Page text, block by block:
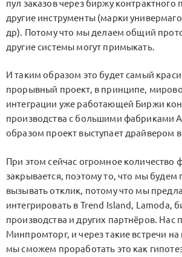
пул заказов через биржу контрактного
другие инструменты (марки
др). Потому что мы делаем общий
другие системы могут примыкать.
И таким образом это будет самый
прорывный проект, в принципе,
интеграции уже работающей Биржи
производства с большими фабриками
образом проект выступает драйвером
При этом сейчас огромное количество
закрывается, поэтому то, что мы будем
вызывать отклик, потому что мы
интегрировать в Trend Island, Lamoda,
производства и других партнёров. Нас
Минпромторг, и через такие встречи
мы сможем проработать это как